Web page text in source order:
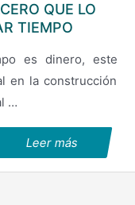
QUE LO
TIEMPO
es dinero, este
en la construcción
…
Leer más